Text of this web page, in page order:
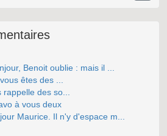
Benoit oublie : mais il ...
êtes des ...
des so...
à vous deux
Maurice. Il n'y d'espace m...